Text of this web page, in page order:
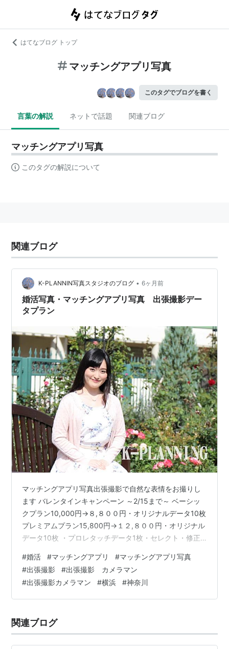
はてなブログ トップ
マッチングアプリ写真
このタグでブログを書く
言葉の解説 ネットで話題 関連ブログ
マッチングアプリ写真
このタグの解説について
関連ブログ
K-PLANNIN写真スタジオのブログ • 6ヶ月前
婚活写真・マッチングアプリ写真 出張撮影デー
タプラン
マッチングアプリ写真出張撮影で自然な表情をお撮りし
ます バレンタインキャンペーン ～2/15まで～ ベーシッ
クプラン10,000円→８,８００円・オリジナルデータ10枚
プレミアムプラン15,800円→１２,８００円・オリジナル
データ10枚 ・プロレタッチデータ1枚・セレクト・修正
撮影料・所要時間 30分・時間延長30分5,000円・土日祝
＋5,000円・交通費別途実費・撮影エリア 山下公園周辺
大和駅・海老名駅周辺・お支払いは撮影時に 現金でお願
いいたします・お仕度を済ませて 待ち合わせ場所にお越
#婚活 #マッチングアプリ #マッチングアプリ写真
#出張撮影 #出張撮影 カメラマン
#出張撮影カメラマン #横浜 #神奈川
関連ブログ